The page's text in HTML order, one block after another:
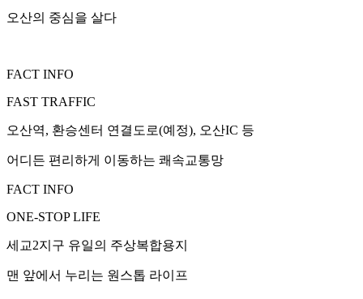
오산의 중심을 살다
FACT INFO
FAST TRAFFIC
오산역, 환승센터 연결도로(예정), 오산IC 등
어디든 편리하게 이동하는 쾌속교통망
FACT INFO
ONE-STOP LIFE
세교2지구 유일의 주상복합용지
맨 앞에서 누리는 원스톱 라이프